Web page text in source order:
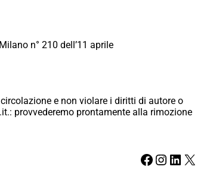
n° 210 dell’11 aprile
e non violare i diritti di autore o
provvederemo prontamente alla rimozione
Facebook Instagram LinkedIn X